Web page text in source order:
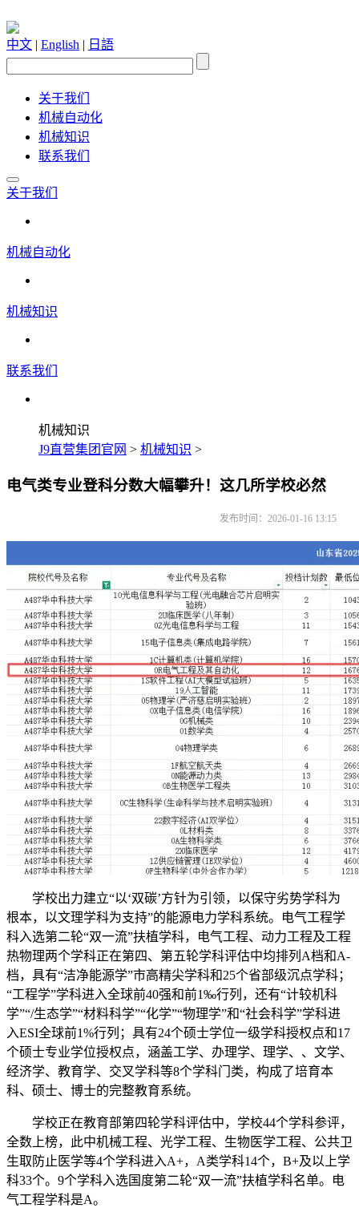
中文 | English | 日語
关于我们
机械自动化
机械知识
联系我们
关于我们
机械自动化
机械知识
联系我们
机械知识
J9直营集团官网 > 机械知识 >
电气类专业登科分数大幅攀升！这几所学校必然
发布时间：2026-01-16 13:15
学校出力建立“以‘双碳’方针为引领，以保守劣势学科为
根本，以文理学科为支持”的能源电力学科系统。电气工程学
科入选第二轮“双一流”扶植学科，电气工程、动力工程及工程
热物理两个学科正在第四、第五轮学科评估中均排列A档和A-
档，具有“洁净能源学”市高精尖学科和25个省部级沉点学科；
“工程学”学科进入全球前40强和前1‰行列，还有“计较机科
学”“/生态学”“材料科学”“化学”“物理学”和“社会科学”学科进
入ESI全球前1%行列；具有24个硕士学位一级学科授权点和17
个硕士专业学位授权点，涵盖工学、办理学、理学、、文学、
经济学、教育学、交叉学科等8个学科门类，构成了培育本
科、硕士、博士的完整教育系统。
学校正在教育部第四轮学科评估中，学校44个学科参评，
全数上榜，此中机械工程、光学工程、生物医学工程、公共卫
生取防止医学等4个学科进入A+，A类学科14个，B+及以上学
科33个。9个学科入选国度第二轮“双一流”扶植学科名单。电
气工程学科是A。